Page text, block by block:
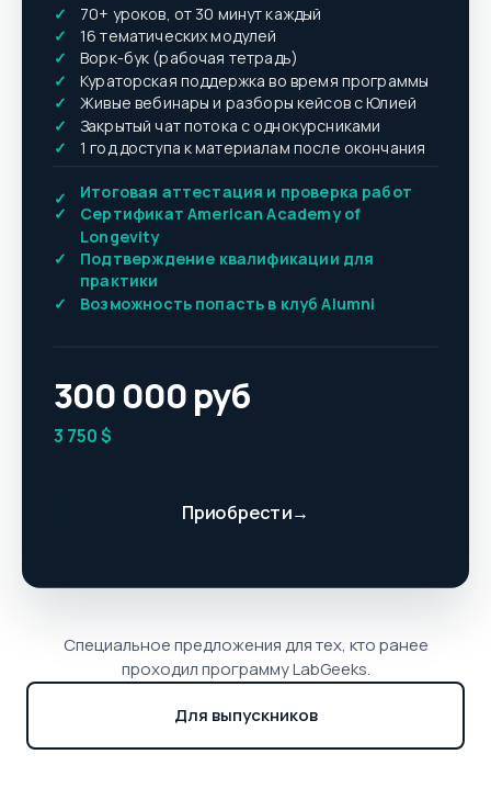
✓
70+ уроков, от 30 минут каждый
✓
16 тематических модулей
✓ Ворк-бук (рабочая тетрадь)
✓
Кураторская поддержка во время программы
✓
Живые вебинары и разборы кейсов с Юлией
✓
Закрытый чат потока с однокурсниками
✓
1 год доступа к материалам после окончания
✓
Итоговая аттестация и проверка работ
✓
Сертификат American Academy of
Longevity
✓
Подтверждение квалификации для
практики
✓
Возможность попасть в клуб Alumni
300 000 руб
3 750 $
Приобрести
Специальное предложения для тех, кто ранее
проходил программу LabGeeks.
Для выпускников